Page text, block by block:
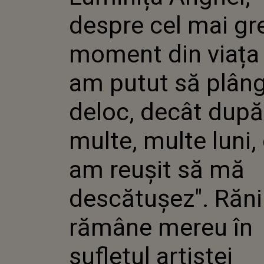
"N-AM
PLÂNG
DUPĂ
LUNI,
SĂ MĂ
RĂNILE
MEREU
despre cel mai
moment din viața
am putut să
deloc, decât după
multe, multe luni,
am reușit să mă
descătușez".
rămâne mereu în
sufletul artistei